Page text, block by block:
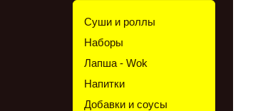
Суши и роллы
Наборы
Лапша - Wok
Напитки
Добавки и соусы